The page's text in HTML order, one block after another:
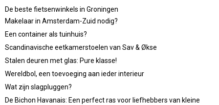
De beste fietsenwinkels in Groningen
Makelaar in Amsterdam-Zuid nodig?
Een container als tuinhuis?
Scandinavische eetkamerstoelen van Sav & Økse
Stalen deuren met glas: Pure klasse!
Wereldbol, een toevoeging aan ieder interieur
Wat zijn slagpluggen?
De Bichon Havanais: Een perfect ras voor liefhebbers van kleine